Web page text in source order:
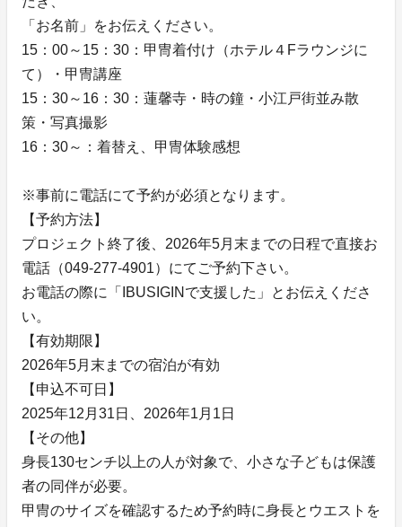
「お名前」をお伝えください。
15：00～15：30：甲冑着付け（ホテル４Fラウンジに
て）・甲冑講座
15：30～16：30：蓮馨寺・時の鐘・小江戸街並み散
策・写真撮影
16：30～：着替え、甲冑体験感想
※事前に電話にて予約が必須となります。
【予約方法】
プロジェクト終了後、2026年5月末までの日程で直接お
電話（049-277-4901）にてご予約下さい。
お電話の際に「IBUSIGINで支援した」とお伝えくださ
い。
【有効期限】
2026年5月末までの宿泊が有効
【申込不可日】
2025年12月31日、2026年1月1日
【その他】
身長130センチ以上の人が対象で、小さな子どもは保護
者の同伴が必要。
甲冑のサイズを確認するため予約時に身長とウエストを